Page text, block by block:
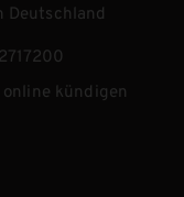
Deutschland
online kündigen